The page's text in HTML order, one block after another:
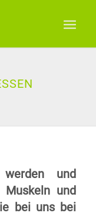
und
und
bei uns bei